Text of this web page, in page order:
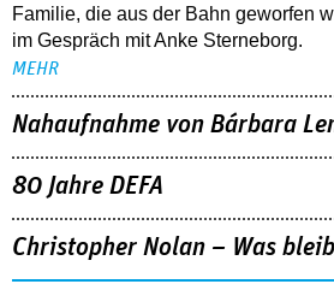
Familie, die aus der Bahn geworfen
im Gespräch mit Anke Sterneborg.
MEHR
Nahaufnahme von Bárbara
80 Jahre DEFA
Christopher Nolan – Was